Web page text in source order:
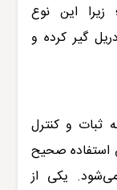
زیرا این نوع
گیر کرده و
ثبات و کنترل
استفاده صحیح
یکی از